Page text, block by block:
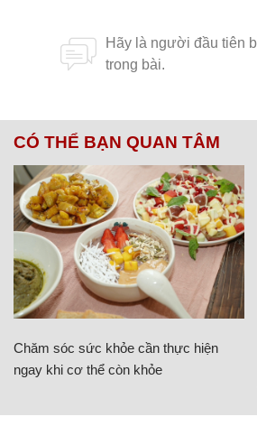
CÓ THỂ BẠN QUAN TÂM
Chăm sóc sức khỏe cần thực hiện
ngay khi cơ thể còn khỏe